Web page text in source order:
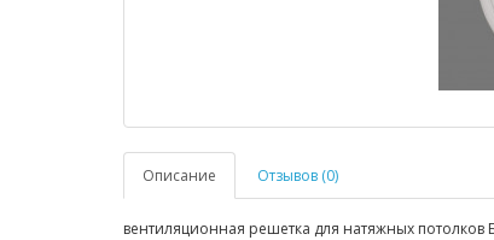
Описание Отзывов (0)
вентиляционная решетка для натяжных потолков